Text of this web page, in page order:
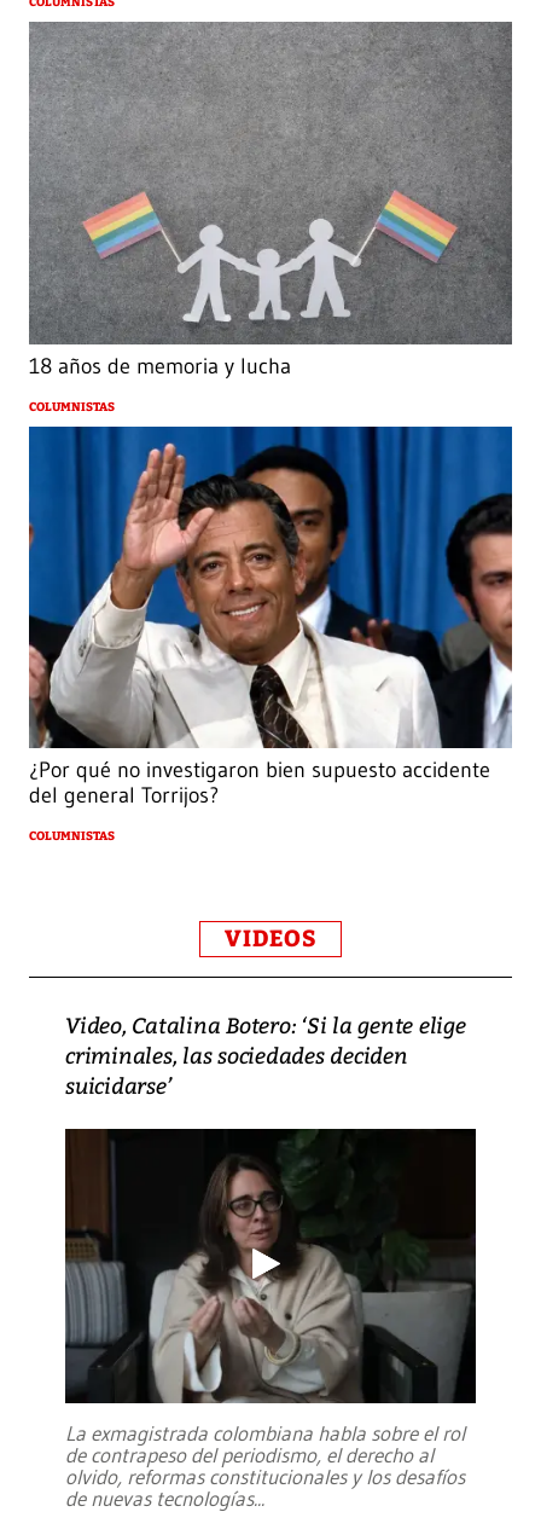
COLUMNISTAS
18 años de memoria y lucha
COLUMNISTAS
¿Por qué no investigaron bien supuesto accidente
del general Torrijos?
COLUMNISTAS
VIDEOS
Video, Catalina Botero: ‘Si la gente elige
criminales, las sociedades deciden
suicidarse’
La exmagistrada colombiana habla sobre el rol
de contrapeso del periodismo, el derecho al
olvido, reformas constitucionales y los desafíos
de nuevas tecnologías...